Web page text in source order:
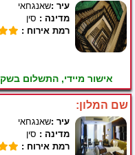
עיר :שאנגחאי
מדינה : סין
רמת אירוח :
אישור מיידי, התשלום
שם המלון:
עיר :שאנגחאי
מדינה : סין
רמת אירוח :